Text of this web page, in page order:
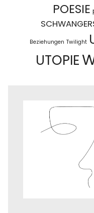
POESIE
Beziehungen Twilight
UTOPIE